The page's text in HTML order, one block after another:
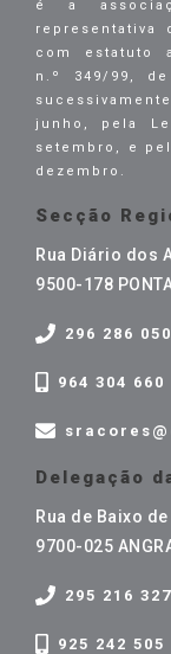
é a
representativa
com estatuto
n.º 349/99,
junho, pela
setembro, e
dezembro.
Secção
Rua Diário dos
9500-178
296 286 050
964 304 660
Delegação
Rua de Baixo
9700-025
295 216 327
925 242 505